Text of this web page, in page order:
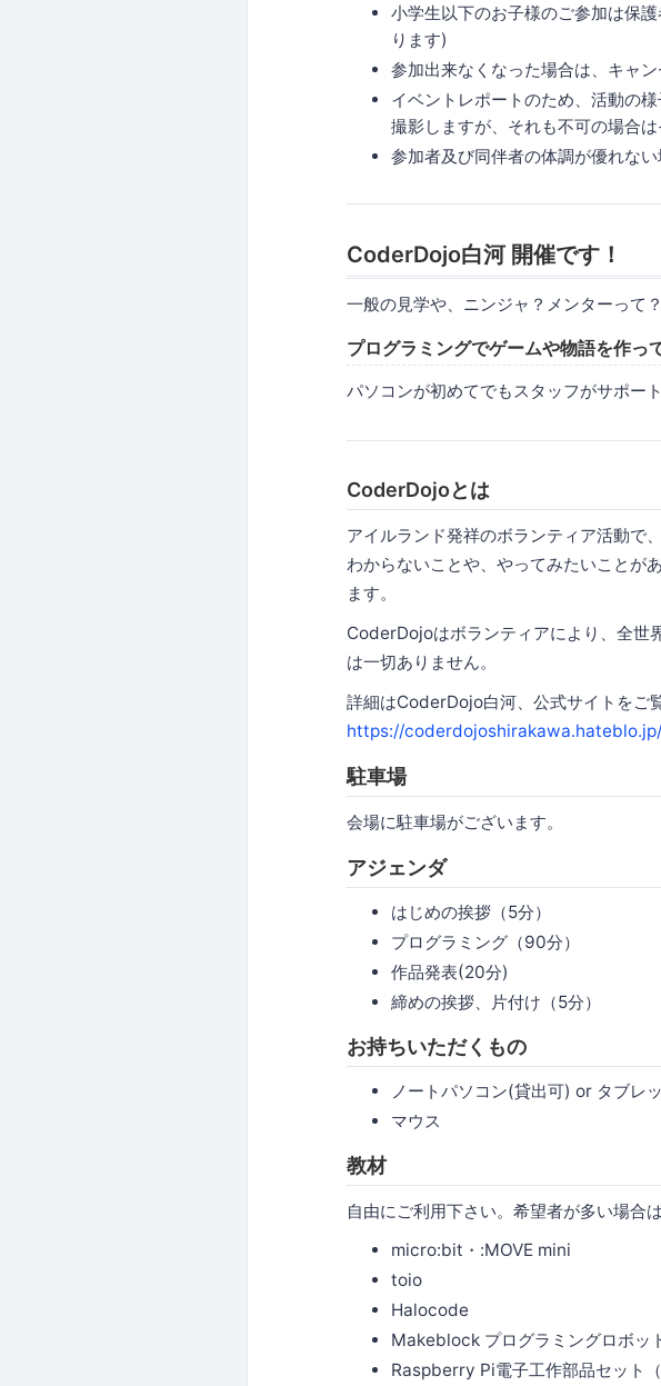
小学生以下のお子様のご参加は保
ります)
参加出来なくなった場合は、キャ
イベントレポートのため、活動の
撮影しますが、それも不可の場合は
参加者及び同伴者の体調が優れな
CoderDojo白河 開催です！
一般の見学や、ニンジャ？メンターって
プログラミングでゲームや物語を作っ
パソコンが初めてでもスタッフがサポー
CoderDojoとは
アイルランド発祥のボランティア活動で
わからないことや、やってみたいことが
ます。
CoderDojoはボランティアにより、全世
は一切ありません。
詳細はCoderDojo白河、公式サイトをご
https://
駐車場
会場に駐車場がございます。
アジェンダ
はじめの挨拶（5分）
プログラミング（90分）
作品発表(20分)
締めの挨拶、片付け（5分）
お持ちいただくもの
ノートパソコン(貸出可) or タブレ
マウス
教材
自由にご利用下さい。希望者が多い場合
micro:bit・:MOVE mini
toio
Halocode
Makeblock プログラミングロボッ
Raspberry Pi電子工作部品セット